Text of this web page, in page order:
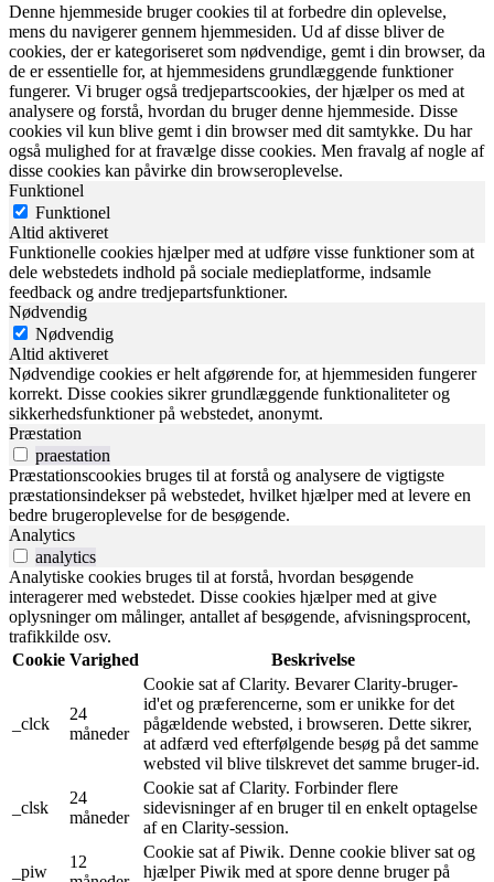
Denne hjemmeside bruger cookies til at forbedre din oplevelse,
mens du navigerer gennem hjemmesiden. Ud af disse bliver de
cookies, der er kategoriseret som nødvendige, gemt i din browser, da
de er essentielle for, at hjemmesidens grundlæggende funktioner
fungerer. Vi bruger også tredjepartscookies, der hjælper os med at
analysere og forstå, hvordan du bruger denne hjemmeside. Disse
cookies vil kun blive gemt i din browser med dit samtykke. Du har
også mulighed for at fravælge disse cookies. Men fravalg af nogle af
disse cookies kan påvirke din browseroplevelse.
Funktionel
Funktionel
Altid aktiveret
Funktionelle cookies hjælper med at udføre visse funktioner som at
dele webstedets indhold på sociale medieplatforme, indsamle
feedback og andre tredjepartsfunktioner.
Nødvendig
Nødvendig
Altid aktiveret
Nødvendige cookies er helt afgørende for, at hjemmesiden fungerer
korrekt. Disse cookies sikrer grundlæggende funktionaliteter og
sikkerhedsfunktioner på webstedet, anonymt.
Præstation
praestation
Præstationscookies bruges til at forstå og analysere de vigtigste
præstationsindekser på webstedet, hvilket hjælper med at levere en
bedre brugeroplevelse for de besøgende.
Analytics
analytics
Analytiske cookies bruges til at forstå, hvordan besøgende
interagerer med webstedet. Disse cookies hjælper med at give
oplysninger om målinger, antallet af besøgende, afvisningsprocent,
trafikkilde osv.
Cookie Varighed Beskrivelse
_clck
24
måneder
Cookie sat af Clarity. Bevarer Clarity-bruger-
id'et og præferencerne, som er unikke for det
pågældende websted, i browseren. Dette sikrer,
at adfærd ved efterfølgende besøg på det samme
websted vil blive tilskrevet det samme bruger-id.
_clsk
24
måneder
Cookie sat af Clarity. Forbinder flere
sidevisninger af en bruger til en enkelt optagelse
af en Clarity-session.
_piw
12
Cookie sat af Piwik. Denne cookie bliver sat og
hjælper Piwik med at spore denne bruger på